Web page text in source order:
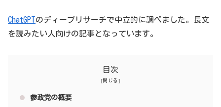
ChatGPTのディープリサーチで中立的に調べました。長文
を読みたい人向けの記事となっています。
目次
参政党の概要